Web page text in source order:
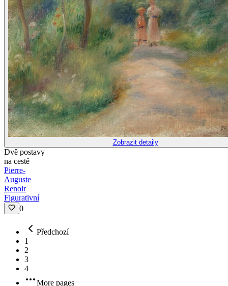
Zobrazit detaily
Dvě postavy
na cestě
Pierre-
Auguste
Renoir
Figurativní
0
Předchozí
1
2
3
4
More pages